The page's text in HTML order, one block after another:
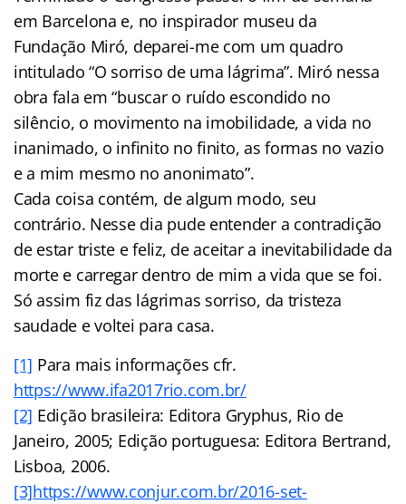
em Barcelona e, no inspirador museu da
Fundação Miró, deparei-me com um quadro
intitulado “O sorriso de uma lágrima”. Miró nessa
obra fala em “buscar o ruído escondido no
silêncio, o movimento na imobilidade, a vida no
inanimado, o infinito no finito, as formas no vazio
e a mim mesmo no anonimato”.
Cada coisa contém, de algum modo, seu
contrário. Nesse dia pude entender a contradição
de estar triste e feliz, de aceitar a inevitabilidade da
morte e carregar dentro de mim a vida que se foi.
Só assim fiz das lágrimas sorriso, da tristeza
saudade e voltei para casa.
[1] Para mais informações cfr.
https://www.ifa2017rio.com.br/
[2] Edição brasileira: Editora Gryphus, Rio de
Janeiro, 2005; Edição portuguesa: Editora Bertrand,
Lisboa, 2006.
[3]https://www.conjur.com.br/2016-set-